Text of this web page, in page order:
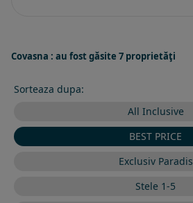
Covasna : au fost găsite 7 proprietăţi
Sorteaza dupa:
All Inclusive
BEST PRICE
Exclusiv Paradis
Stele 1-5